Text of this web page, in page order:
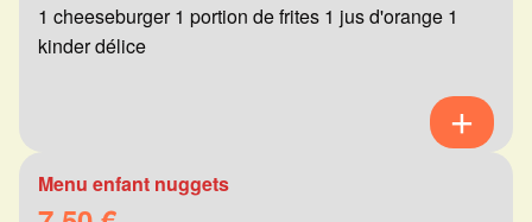
1 cheeseburger 1 portion de frites 1 jus d'orange 1
kinder délice
Menu enfant nuggets